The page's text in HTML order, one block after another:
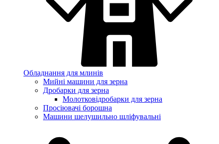
Обладнання для млинів
Мийні машини для зерна
Дробарки для зерна
Молотковідробарки для зерна
Просіювачі борошна
Машини шелушильно шліфувальні